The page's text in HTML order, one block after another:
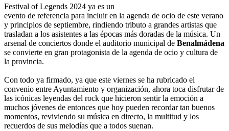
Festival of Legends 2024 ya es un
evento de referencia para incluir en la agenda de ocio de este verano
y principios de septiembre, rindiendo tributo a grandes artistas que
trasladan a los asistentes a las épocas más doradas de la música. Un
arsenal de conciertos donde el auditorio municipal de Benalmádena
se convierte en gran protagonista de la agenda de ocio y cultura de
la provincia.
Con todo ya firmado, ya que este viernes se ha rubricado el
convenio entre Ayuntamiento y organización, ahora toca disfrutar de
las icónicas leyendas del rock que hicieron sentir la emoción a
muchos jóvenes de entonces que hoy pueden recordar tan buenos
momentos, reviviendo su música en directo, la multitud y los
recuerdos de sus melodías que a todos suenan.